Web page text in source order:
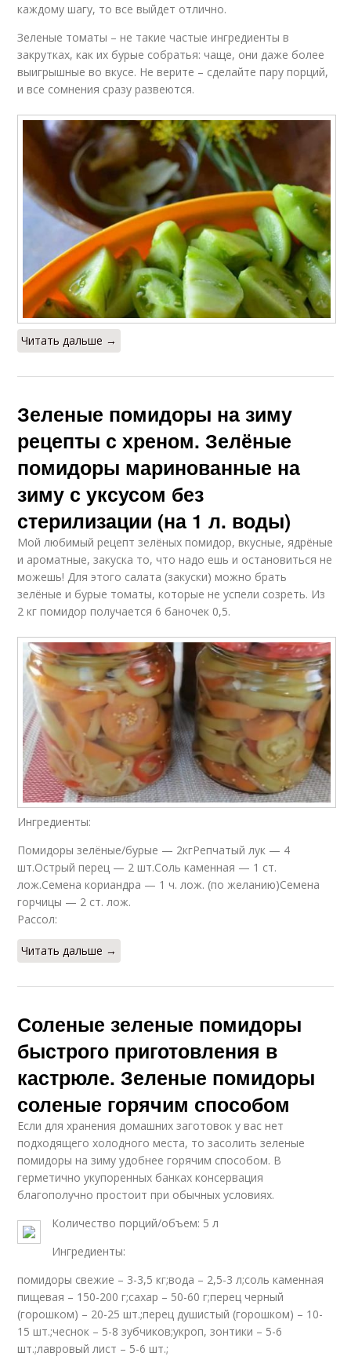
каждому шагу, то все выйдет отлично.
Зеленые томаты – не такие частые ингредиенты в
закрутках, как их бурые собратья: чаще, они даже более
выигрышные во вкусе. Не верите – сделайте пару порций,
и все сомнения сразу развеются.
Читать дальше →
Зеленые помидоры на зиму
рецепты с хреном. Зелёные
помидоры маринованные на
зиму с уксусом без
стерилизации (на 1 л. воды)
Мой любимый рецепт зелёных помидор, вкусные, ядрёные
и ароматные, закуска то, что надо ешь и остановиться не
можешь! Для этого салата (закуски) можно брать
зелёные и бурые томаты, которые не успели созреть. Из
2 кг помидор получается 6 баночек 0,5.
Ингредиенты:
Помидоры зелёные/бурые — 2кгРепчатый лук — 4
шт.Острый перец — 2 шт.Соль каменная — 1 ст.
лож.Семена кориандра — 1 ч. лож. (по желанию)Семена
горчицы — 2 ст. лож.
Рассол:
Читать дальше →
Соленые зеленые помидоры
быстрого приготовления в
кастрюле. Зеленые помидоры
соленые горячим способом
Если для хранения домашних заготовок у вас нет
подходящего холодного места, то засолить зеленые
помидоры на зиму удобнее горячим способом. В
герметично укупоренных банках консервация
благополучно простоит при обычных условиях.
Количество порций/объем: 5 л
Ингредиенты:
помидоры свежие – 3-3,5 кг;вода – 2,5-3 л;соль каменная
пищевая – 150-200 г;сахар – 50-60 г;перец черный
(горошком) – 20-25 шт.;перец душистый (горошком) – 10-
15 шт.;чеснок – 5-8 зубчиков;укроп, зонтики – 5-6
шт.;лавровый лист – 5-6 шт.;